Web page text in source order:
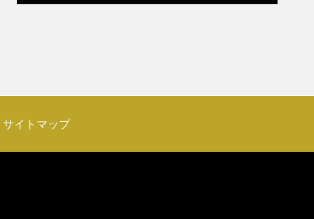
サイトマップ